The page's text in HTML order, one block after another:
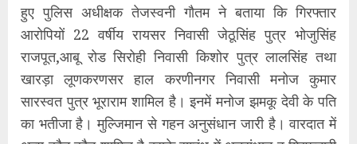
हुए पुलिस अधीक्षक तेजस्वनी गौतम ने बताया कि गिरफ्तार
आरोपियों 22 वर्षीय रायसर निवासी जेठूसिंह पुत्र भोजुसिंह
राजपूत,आबू रोड सिरोही निवासी किशोर पुत्र लालसिंह तथा
खारड़ा लूणकरणसर हाल करणीनगर निवासी मनोज कुमार
सारस्वत पुत्र भूराराम शामिल है। इनमें मनोज झमकू देवी के पति
का भतीजा है। मुल्जिमान से गहन अनुसंधान जारी है। वारदात में